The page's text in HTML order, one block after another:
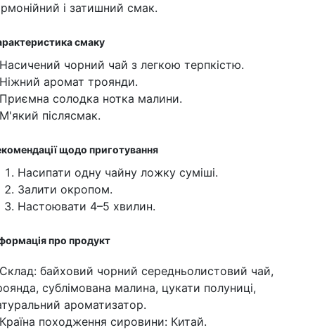
і затишний смак.
смаку
чорний чай з легкою терпкістю.
аромат троянди.
солодка нотка малини.
післясмак.
щодо приготування
Насипати одну чайну ложку суміші.
Залити окропом.
Настоювати 4–5 хвилин.
про продукт
байховий чорний середньолистовий чай,
сублімована малина, цукати полуниці,
ароматизатор.
походження сировини: Китай.